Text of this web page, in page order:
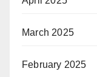
March 2025
February 2025